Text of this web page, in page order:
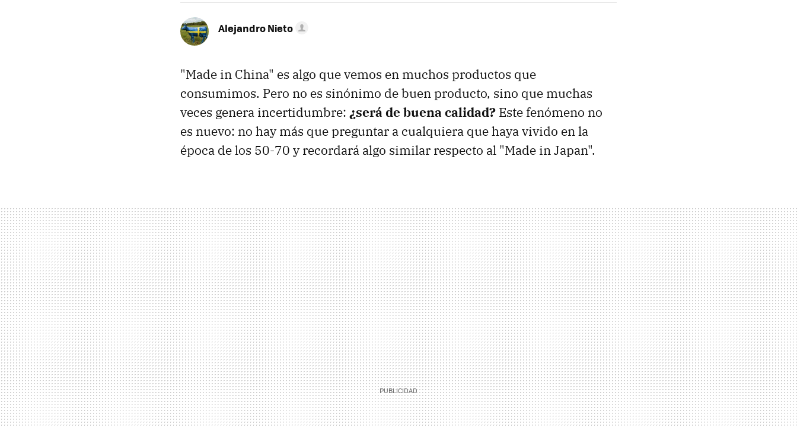
Alejandro Nieto
"Made in China" es algo que vemos en muchos productos que
consumimos. Pero no es sinónimo de buen producto, sino que muchas
veces genera incertidumbre: ¿será de buena calidad? Este fenómeno no
es nuevo: no hay más que preguntar a cualquiera que haya vivido en la
época de los 50-70 y recordará algo similar respecto al "Made in Japan".